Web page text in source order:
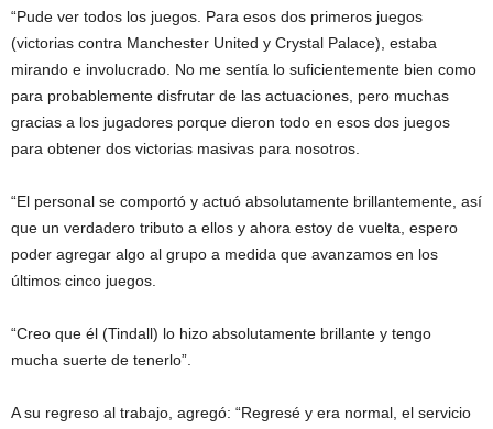
“Pude ver todos los juegos. Para esos dos primeros juegos
(victorias contra Manchester United y Crystal Palace), estaba
mirando e involucrado. No me sentía lo suficientemente bien como
para probablemente disfrutar de las actuaciones, pero muchas
gracias a los jugadores porque dieron todo en esos dos juegos
para obtener dos victorias masivas para nosotros.
“El personal se comportó y actuó absolutamente brillantemente, así
que un verdadero tributo a ellos y ahora estoy de vuelta, espero
poder agregar algo al grupo a medida que avanzamos en los
últimos cinco juegos.
“Creo que él (Tindall) lo hizo absolutamente brillante y tengo
mucha suerte de tenerlo”.
A su regreso al trabajo, agregó: “Regresé y era normal, el servicio